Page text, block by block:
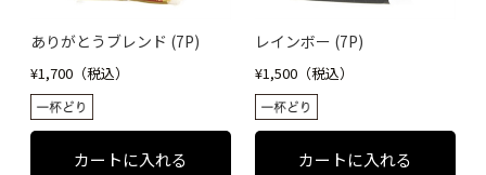
ありがとうブレンド (7P)
¥1,700（税込）
レインボー (7P)
¥1,500（税込）